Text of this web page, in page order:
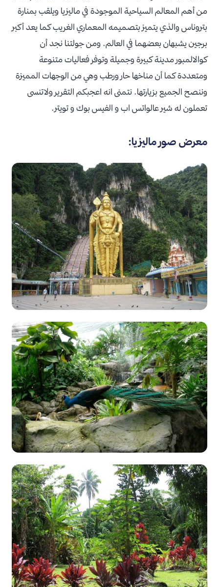
من أهم المعالم السياحية الموجودة في ماليزيا ويلقب بمنارة
بتروناس والذي يتميز بتصميمه المعماري الغريب كما يعد أكبر
برجين يشبهان بعضهما في العالم. ومن جولتنا نجد أن
كوالالمبور مدينة كبيرة وجميلة وتوفر فعاليات متنوعة
ومتعددة كما أن مناخها حار ورطب وهي من الوجهات المميزة
وننصح الجميع بزيارتها. نتمنى انه اعجبكم التقرير ولاتنسى
تعملون له شير عالواتس اب و الفيس بوك و تويتر.
معرض صور ماليزيا: